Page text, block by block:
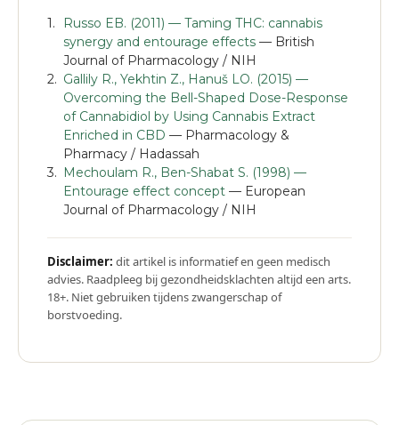
Russo EB. (2011) — Taming THC: cannabis
synergy and entourage effects — British
Journal of Pharmacology / NIH
Gallily R., Yekhtin Z., Hanuš LO. (2015) —
Overcoming the Bell-Shaped Dose-Response
of Cannabidiol by Using Cannabis Extract
Enriched in CBD — Pharmacology &
Pharmacy / Hadassah
Mechoulam R., Ben-Shabat S. (1998) —
Entourage effect concept — European
Journal of Pharmacology / NIH
Disclaimer: dit artikel is informatief en geen medisch
advies. Raadpleeg bij gezondheidsklachten altijd een arts.
18+. Niet gebruiken tijdens zwangerschap of
borstvoeding.